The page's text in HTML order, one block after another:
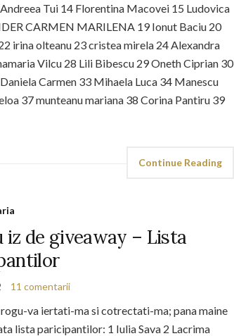
Tui 14 Florentina Macovei 15 Ludovica
CARMEN MARILENA 19 Ionut Baciu 20
irina olteanu 23 cristea mirela 24 Alexandra
Vilcu 28 Lili Bibescu 29 Oneth Ciprian 30
Carmen 33 Mihaela Luca 34 Manescu
37 munteanu mariana 38 Corina Pantiru 39
Continue Reading
iz de giveaway – Lista
11 comentarii
va iertati-ma si cotrectati-ma; pana maine
lista paricipantilor: 1 Iulia Sava 2 Lacrima